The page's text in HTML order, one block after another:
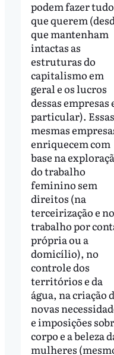
podem fazer
que querem
que mantenham
intactas as
estruturas do
capitalismo em
geral e os lucros
dessas empresas
particular). Essas
mesmas
enriquecem com
base na
do trabalho
feminino sem
direitos (na
terceirização e no
trabalho por
própria ou a
domicílio), no
controle dos
territórios e da
água, na criação
novas
e imposições
corpo e a beleza
mulheres